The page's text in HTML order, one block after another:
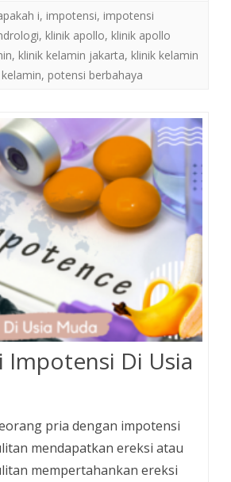
i, impotensi, impotensi
, klinik apollo, klinik apollo
, klinik kelamin jakarta, klinik kelamin
, potensi berbahaya
Impotensi Di Usia
pria dengan impotensi
mendapatkan ereksi atau
mempertahankan ereksi